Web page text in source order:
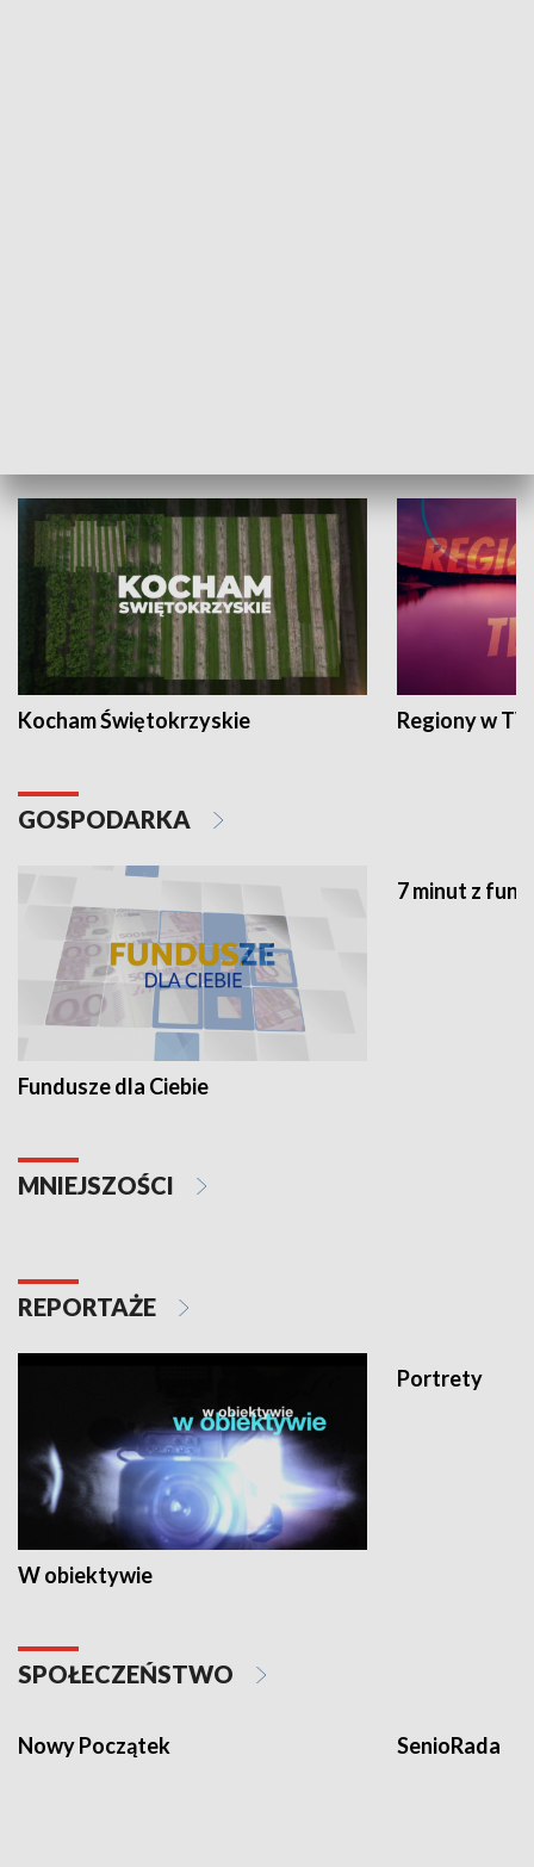
Kocham Świętokrzyskie Regiony w
GOSPODARKA
Fundusze dla Ciebie
7 minut z
MNIEJSZOŚCI
REPORTAŻE
W obiektywie
Portrety
SPOŁECZEŃSTWO
Nowy Początek SenioRada